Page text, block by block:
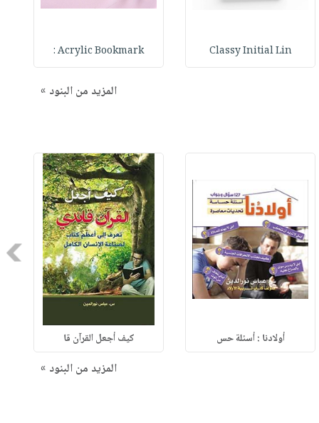
Classy Initial Lin
Acrylic Bookmark :
المزيد من البنود »
أولادنا : أسئلة حس كيف أجعل القرآن قا
المزيد من البنود »